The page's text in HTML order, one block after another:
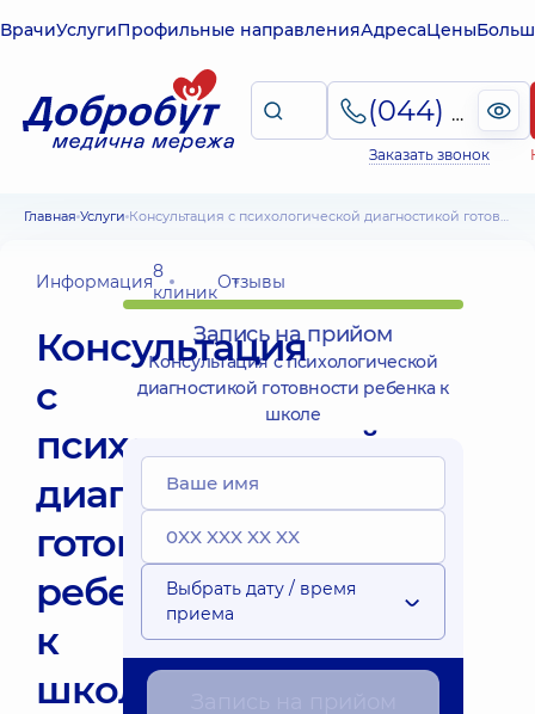
ВрачиУслугиПрофильные направленияАдресаЦены
(044) 495-2-888
Заказать звонок
Главная Услуги Консультация с психологической диагностикой готовности ребенка к школе
Информация8
клиникОтзывы
Консультация
с
психологической
диагностикой
готовности
ребенка
к
школе
Запись на прийом
Консультация с психологической
диагностикой готовности ребенка к
школе
Выбрать дату / время
приема